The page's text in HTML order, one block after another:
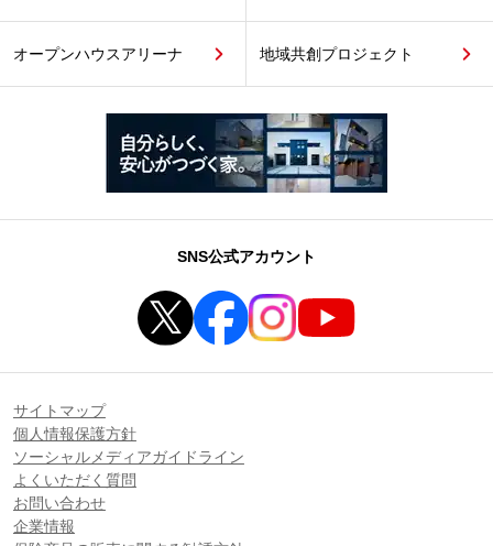
オープンハウスアリーナ 地域共創プロジェクト
SNS公式アカウント
サイトマップ
個人情報保護方針
ソーシャルメディアガイドライン
よくいただく質問
お問い合わせ
企業情報